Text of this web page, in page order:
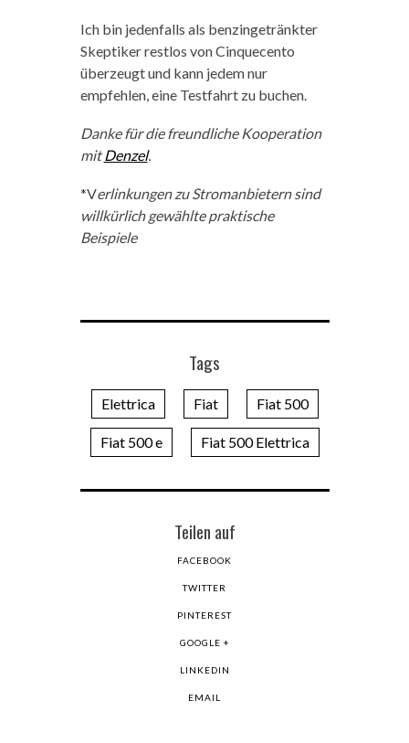
Ich bin jedenfalls als benzingetränkter
Skeptiker restlos von Cinquecento
überzeugt und kann jedem nur
empfehlen, eine Testfahrt zu buchen.
Danke für die freundliche Kooperation
mitDenzel.
*Verlinkungen zu Stromanbietern sind
willkürlich gewählte praktische
Beispiele
Tags
Elettrica Fiat Fiat 500
Fiat 500 e Fiat 500 Elettrica
Teilen auf
FACEBOOK
TWITTER
PINTEREST
GOOGLE +
LINKEDIN
EMAIL